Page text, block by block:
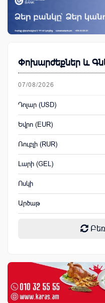
Փոխարժեքներ և
07/08/2026
Դոլար (USD)
Եվրո (EUR)
Ռուբլի (RUR)
Լարի (GEL)
Ոսկի
Արծաթ